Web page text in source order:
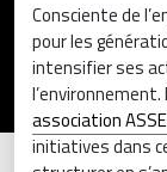
Consciente de
pour les
intensifier ses
l’environnement.
association
initiatives dans